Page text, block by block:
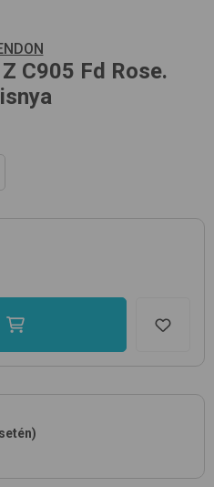
C905 Fd Rose.